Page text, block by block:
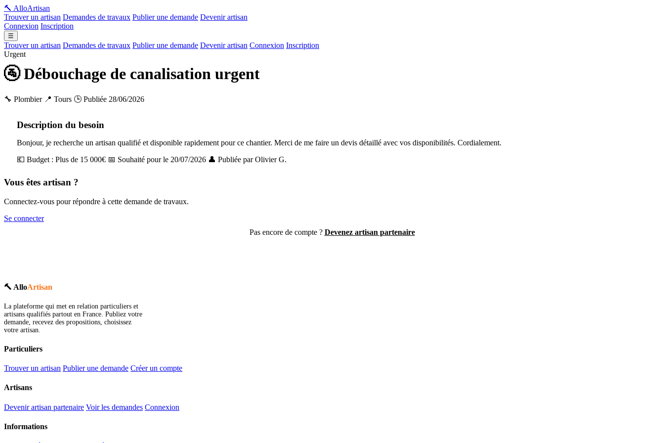
🔨 AlloArtisan
Trouver un artisan Demandes de travaux Publier une demande Devenir artisan
Connexion Inscription
☰
Trouver un artisan Demandes de travaux Publier une demande Devenir artisan Connexion Inscription
Urgent
🚰 Débouchage de canalisation urgent
🔧 Plombier 📍 Tours 🕒 Publiée 28/06/2026
Description du besoin
Bonjour, je recherche un artisan qualifié et disponible rapidement pour ce chantier. Merci de me faire un devis détaillé avec vos disponibilités. Cordialement.
💶 Budget : Plus de 15 000€ 📅 Souhaité pour le 20/07/2026 👤 Publiée par Olivier G.
Vous êtes artisan ?
Connectez-vous pour répondre à cette demande de travaux.
Se connecter
Pas encore de compte ? Devenez artisan partenaire
🔨 AlloArtisan
La plateforme qui met en relation particuliers et
artisans qualifiés partout en France. Publiez votre
demande, recevez des propositions, choisissez
votre artisan.
Particuliers
Trouver un artisan Publier une demande Créer un compte
Artisans
Devenir artisan partenaire Voir les demandes Connexion
Informations